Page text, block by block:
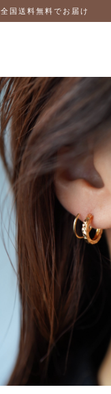
全国送料無料でお届け